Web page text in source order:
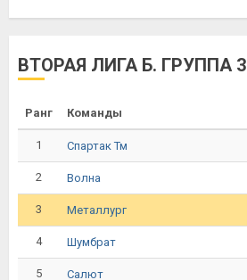
ВТОРАЯ ЛИГА Б. ГРУППА 3
Ранг Команды
1 Спартак Тм
2 Волна
3 Металлург
4 Шумбрат
5 Салют